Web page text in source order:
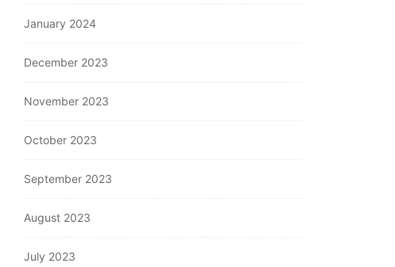
January 2024
December 2023
November 2023
October 2023
September 2023
August 2023
July 2023